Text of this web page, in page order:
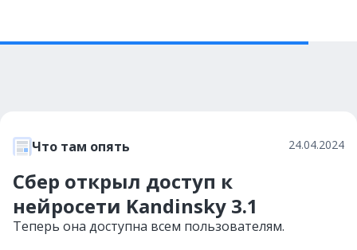
Что там опять 24.04.2024
Сбер открыл доступ к
нейросети Kandinsky 3.1
Теперь она доступна всем пользователям.